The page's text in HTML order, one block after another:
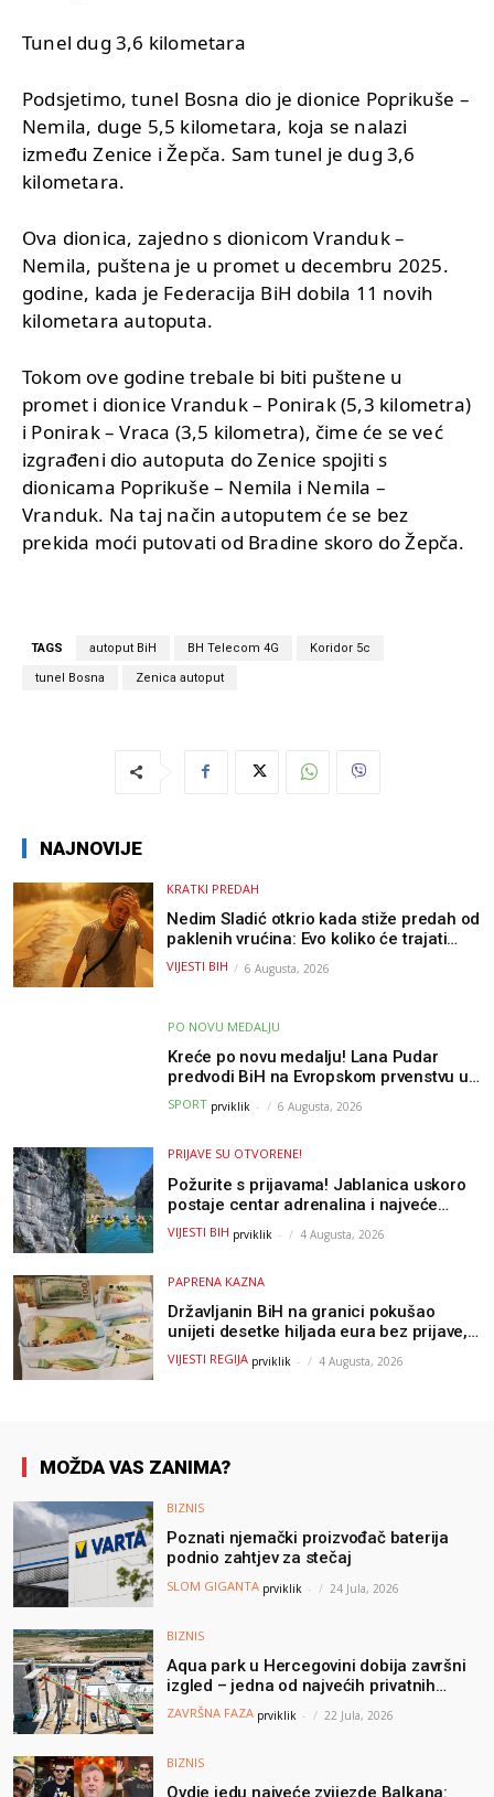
Tunel dug 3,6 kilometara
Podsjetimo, tunel Bosna dio je dionice Poprikuše –
Nemila, duge 5,5 kilometara, koja se nalazi
između Zenice i Žepča. Sam tunel je dug 3,6
kilometara.
Ova dionica, zajedno s dionicom Vranduk –
Nemila, puštena je u promet u decembru 2025.
godine, kada je Federacija BiH dobila 11 novih
kilometara autoputa.
Tokom ove godine trebale bi biti puštene u
promet i dionice Vranduk – Ponirak (5,3 kilometra)
i Ponirak – Vraca (3,5 kilometra), čime će se već
izgrađeni dio autoputa do Zenice spojiti s
dionicama Poprikuše – Nemila i Nemila –
Vranduk. Na taj način autoputem će se bez
prekida moći putovati od Bradine skoro do Žepča.
TAGS autoput BiH BH Telecom 4G Koridor 5c
tunel Bosna Zenica autoput
NAJNOVIJE
KRATKI PREDAH
Nedim Sladić otkrio kada stiže predah od
paklenih vrućina: Evo koliko će trajati
osvježenje u BiH
VIJESTI BIH 6 Augusta, 2026
PO NOVU MEDALJU
Kreće po novu medalju! Lana Pudar
predvodi BiH na Evropskom prvenstvu u
Parizu
SPORT prviklik - 6 Augusta, 2026
PRIJAVE SU OTVORENE!
Požurite s prijavama! Jablanica uskoro
postaje centar adrenalina i najveće
outdoor avanture ovog ljeta
VIJESTI BIH prviklik - 4 Augusta, 2026
PAPRENA KAZNA
Državljanin BiH na granici pokušao
unijeti desetke hiljada eura bez prijave,
uslijedila “paprena” kazna
VIJESTI REGIJA prviklik - 4 Augusta, 2026
MOŽDA VAS ZANIMA?
BIZNIS
Poznati njemački proizvođač baterija
podnio zahtjev za stečaj
SLOM GIGANTA prviklik - 24 Jula, 2026
BIZNIS
Aqua park u Hercegovini dobija završni
izgled – jedna od najvećih privatnih
turističkih investicija vrijedna oko 50
ZAVRŠNA FAZA prviklik - 22 Jula, 2026
BIZNIS
Ovdje jedu najveće zvijezde Balkana: